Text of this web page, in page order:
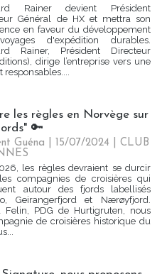
Rainer devient Président
Général de HX et mettra son
en faveur du développement
d'expédition durables.
Rainer, Président Directeur
dirige l’entreprise vers une
responsables....
les règles en Norvège sur
🔑
Guéna | 15/07/2024 |CLUB
les règles devraient se durcir
compagnies de croisières qui
autour des fjords labellisés
Geirangerfjord et Nærøyfjord.
Felin, PDG de Hurtigruten, nous
de croisières historique du